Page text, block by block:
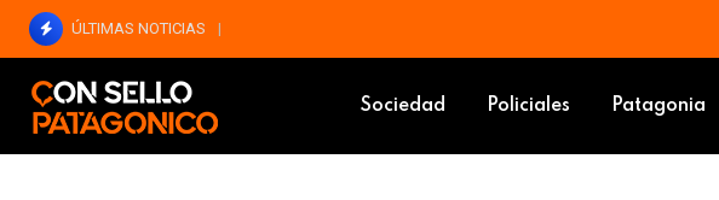
Skip
content
ÚLTIMAS NOTICIAS
Sociedad Policiales Patagonia